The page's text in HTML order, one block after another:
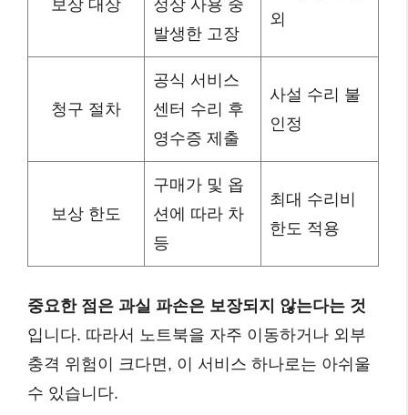
보상 대상
정상 사용 중
발생한 고장
외
청구 절차
공식 서비스
센터 수리 후
영수증 제출
사설 수리 불
인정
보상 한도
구매가 및 옵
션에 따라 차
등
최대 수리비
한도 적용
중요한 점은 과실 파손은 보장되지 않는다는 것
입니다. 따라서 노트북을 자주 이동하거나 외부
충격 위험이 크다면, 이 서비스 하나로는 아쉬울
수 있습니다.